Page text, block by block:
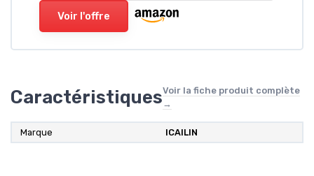
Voir l'offre
CaractéristiquesVoir la fiche produit complète
→
Marque ICAILIN